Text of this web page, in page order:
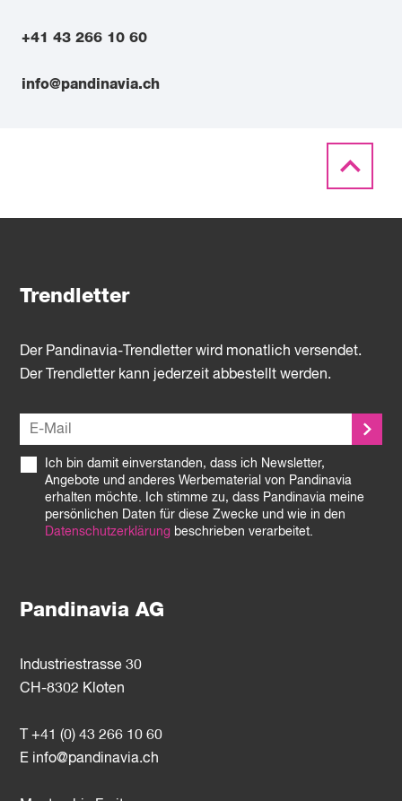
+41 43 266 10 60
info@pandinavia.ch
Pandinavia AG
Industriestrasse 30
CH-8302 Kloten
T +41 (0) 43 266 10 60
E info@pandinavia.ch
Trendletter
Der Pandinavia-Trendletter wird monatlich versendet.
Der Trendletter kann jederzeit abbestellt werden.
Ich bin damit einverstanden, dass ich Newsletter,
Angebote und anderes Werbematerial von Pandinavia
erhalten möchte. Ich stimme zu, dass Pandinavia meine
persönlichen Daten für diese Zwecke und wie in den
Datenschutzerklärung beschrieben verarbeitet.